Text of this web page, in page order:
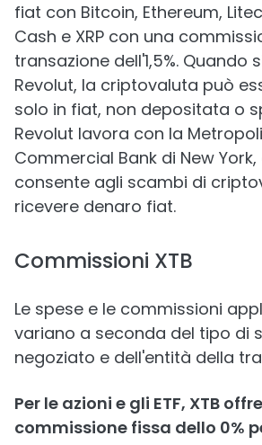
fiat con Bitcoin, Ethereum,
Cash e XRP con una
transazione dell'1,5%. Quando
Revolut, la criptovaluta può
solo in fiat, non depositata o
Revolut lavora con la
Commercial Bank di New
consente agli scambi di
ricevere denaro fiat.
Commissioni XTB
Le spese e le commissioni
variano a seconda del tipo di
negoziato e dell'entità della
Per le azioni e gli ETF, XTB
commissione fissa dello 0%